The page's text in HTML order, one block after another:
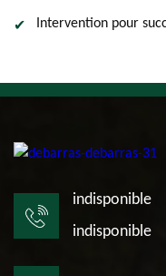
Intervention pour
indisponible
indisponible